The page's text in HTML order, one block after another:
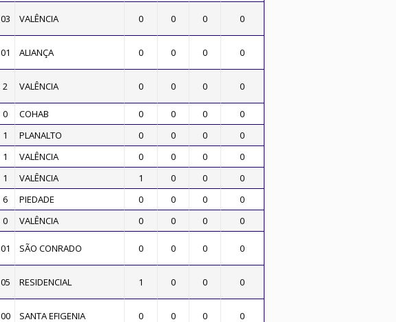
03 VALÊNCIA 0 0 0 0
01 ALIANÇA 0 0 0 0
2 VALÊNCIA 0 0 0 0
0 COHAB 0 0 0
0
1 PLANALTO 0 0 0
0
1 VALÊNCIA 0 0 0
0
1 VALÊNCIA 1 0 0
0
6 PIEDADE 0 0 0
0
0 VALÊNCIA 0 0 0 0
01 SÃO CONRADO 0 0 0 0
05 RESIDENCIAL 1 0 0 0
00 SANTA EFIGENIA 0 0 0 0